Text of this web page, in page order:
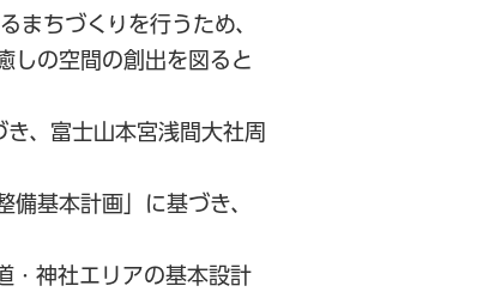
まちづくりを行うため、
しの空間の創出を図ると
、富士山本宮浅間大社周
基本計画」に基づき、
・神社エリアの基本設計